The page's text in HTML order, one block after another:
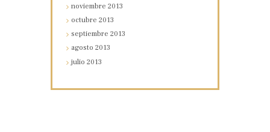
noviembre2013
octubre2013
septiembre2013
agosto2013
julio2013